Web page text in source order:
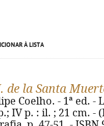
À LISTA
de la Santa
Coelho. - 1ª ed. -
IV p. : il. ; 21 cm. -